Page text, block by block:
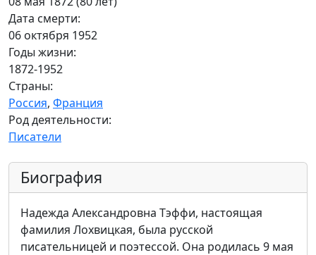
Дата смерти:
06 октября 1952
Годы жизни:
1872-1952
Страны:
Россия, Франция
Род деятельности:
Писатели
Биография
Надежда Александровна Тэффи, настоящая
фамилия Лохвицкая, была русской
писательницей и поэтессой. Она родилась 9 мая